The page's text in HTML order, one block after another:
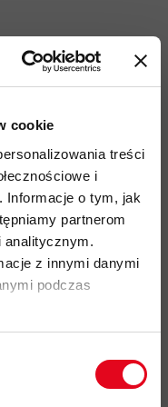
cookie
treści
i
Informacje o tym, jak
partnerom
analitycznym.
z innymi danymi
podczas
przy 80 kg):
przy 55 kg):
przy 80 kg):